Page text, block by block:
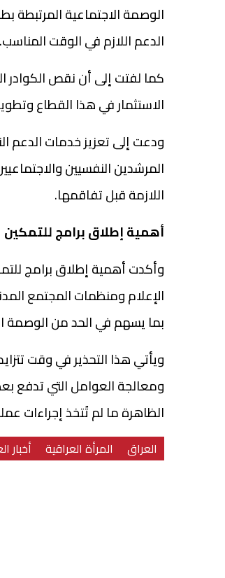
الوصمة الاجتماعية المرتبطة
الدعم اللازم في الوقت المناسب.
كما لفتت إلى أن نقص الكوادر
الاستثمار في هذا القطاع
ودعت إلى تعزيز خدمات الدعم
المرشدين النفسيين
اللازمة قبل تفاقمها.
أهمية إطلاق برامج للتمكين
وأكدت أهمية إطلاق برامج
الإعلام ومنظمات المجتمع
بما يسهم في الحد من الوصمة
ويأتي هذا التحذير في وقت
ومعالجة العوامل التي تدفع
الظاهرة ما لم تُتخذ إجراءات
العراق المرأة العراقية أخبار